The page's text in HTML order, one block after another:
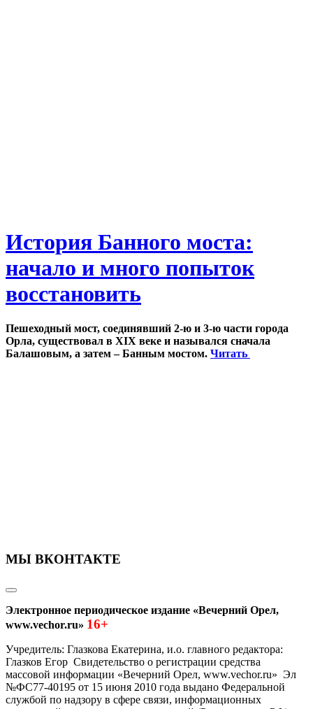
История Банного моста:
начало и много попыток
восстановить
Пешеходный мост, соединявший 2-ю и 3-ю части города
Орла, существовал в XIX веке и назывался сначала
Балашовым, а затем – Банным мостом. Читать
МЫ ВКОНТАКТЕ
Электронное периодическое издание «Вечерний Орел,
www.vechor.ru» 16+
Учредитель: Глазкова Екатерина, и.о. главного редактора:
Глазков Егор Свидетельство о регистрации средства
массовой информации «Вечерний Орел, www.vechor.ru» Эл
№ФС77-40195 от 15 июня 2010 года выдано Федеральной
службой по надзору в сфере связи, информационных